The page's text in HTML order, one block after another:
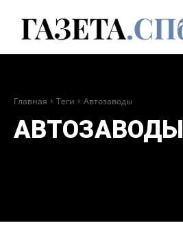
Главная Теги Автозаводы
АВТОЗАВОДЫ